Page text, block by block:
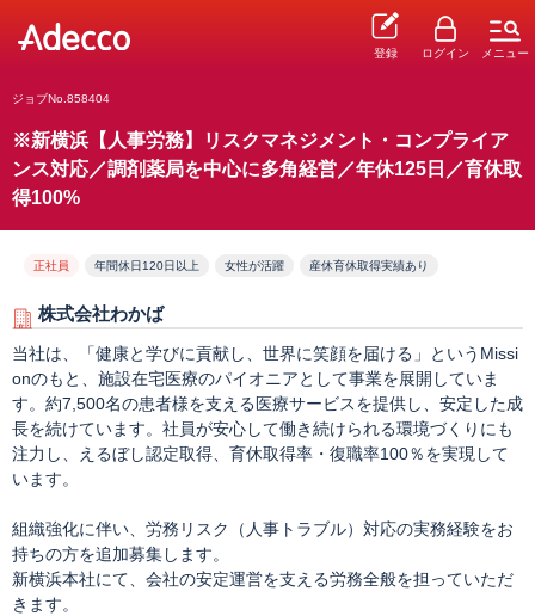
登録 ログイン メニュー
ジョブNo.858404
※新横浜【人事労務】リスクマネジメント・コンプライア
ンス対応／調剤薬局を中心に多角経営／年休125日／育休取
得100%
正社員 年間休日120日以上 女性が活躍 産休育休取得実績あり
株式会社わかば
当社は、「健康と学びに貢献し、世界に笑顔を届ける」というMissi
onのもと、施設在宅医療のパイオニアとして事業を展開していま
す。約7,500名の患者様を支える医療サービスを提供し、安定した成
長を続けています。社員が安心して働き続けられる環境づくりにも
注力し、えるぼし認定取得、育休取得率・復職率100％を実現して
います。
組織強化に伴い、労務リスク（人事トラブル）対応の実務経験をお
持ちの方を追加募集します。
新横浜本社にて、会社の安定運営を支える労務全般を担っていただ
きます。